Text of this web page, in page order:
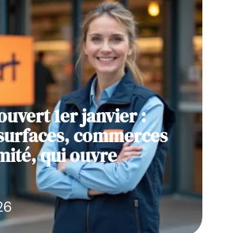
1er janvier :
commerces
qui ouvre